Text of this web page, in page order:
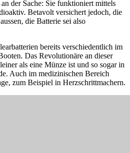
der Sache: Sie funktioniert mittels
Betavolt versichert jedoch, die
die Batterie sei also
bereits verschiedentlich im
Das Revolutionäre an dieser
als eine Münze ist und so sogar in
Auch im medizinischen Bereich
zum Beispiel in Herzschrittmachern.